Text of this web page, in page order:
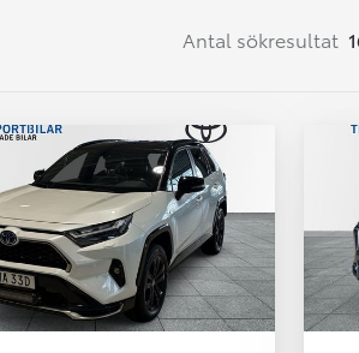
Antal sökresultat